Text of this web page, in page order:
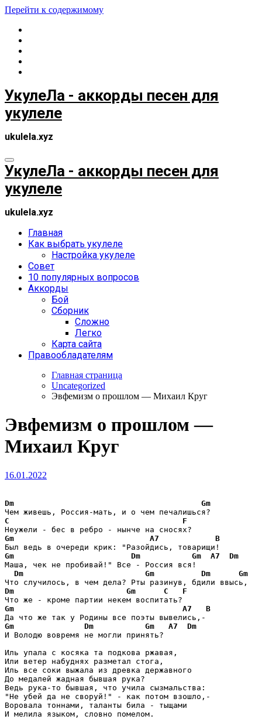
Перейти к содержимому
УкулеЛа - аккорды песен для
укулеле
ukulela.xyz
УкулеЛа - аккорды песен для
укулеле
ukulela.xyz
Главная
Как выбрать укулеле
Настройка укулеле
Совет
10 популярных вопросов
Аккорды
Бой
Сборник
Сложно
Легко
Карта сайта
Правообладателям
Главная страница
Uncategorized
Эвфемизм о прошлом — Михаил Круг
Эвфемизм о прошлом —
Михаил Круг
16.01.2022
Dm
Gm
C
F
Gm
A7
B
Gm
Dm Gm A7
Dm
Маша, чек не пробивай!" Все - Россия вся!
Dm
Gm Dm
Gm
Dm
Gm C
F
Gm
A7
B
Gm
Dm Gm A7
Dm
И Володю вовремя не могли принять?
Иль упала с косяка та подкова ржавая,
Или ветер набуднях разметал стога,
Иль все соки выжала из древка державного
До медалей жадная бывшая рука?
Ведь рука-то бывшая, что учила сызмальства:
"Не убей да не своруй!" - как потом взошло,-
Воровала тоннами, таланты била - тыщами
И мелила языком, словно помелом.